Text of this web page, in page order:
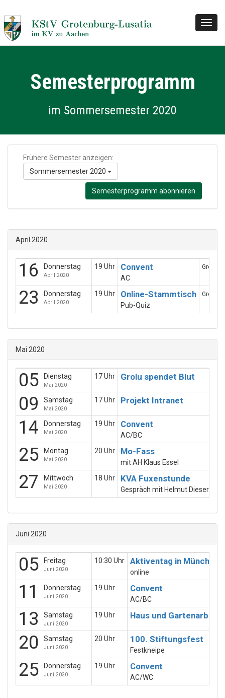
Semesterprogramm
im Sommersemester 2020
Frühere Semester anzeigen:
Sommersemester 2020
Semesterprogramm abonnieren
April 2020
16 Donnerstag
April 2020
19 Uhr Convent
AC
Gro-Lu!
23 Donnerstag
April 2020
19 Uhr Online-Stammtisch
Pub-Quiz
Gro-Lu!
Mai 2020
05 Dienstag
Mai 2020
17 Uhr Grolu spendet Blut
09 Samstag
Mai 2020
17 Uhr Projekt Intranet
14 Donnerstag
Mai 2020
19 Uhr Convent
AC/BC
25 Montag
Mai 2020
20 Uhr Mo-Fass
mit AH Klaus Essel
27 Mittwoch
Mai 2020
18 Uhr KVA Fuxenstunde
Gespräch mit Helmut Dieser
Juni 2020
05 Freitag
Juni 2020
10:30 Uhr Aktiventag in München
online
11 Donnerstag
Juni 2020
19 Uhr Convent
AC/BC
13 Samstag
Juni 2020
19 Uhr Haus und
20 Samstag
Juni 2020
20 Uhr 100. Stiftungsfest
Festkneipe
25 Donnerstag
Juni 2020
19 Uhr Convent
AC/WC